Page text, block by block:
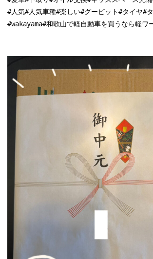
#人気#人気車種#楽しい#グーピット#タイヤ#
#wakayama#和歌山で軽自動車を買うなら軽ワ